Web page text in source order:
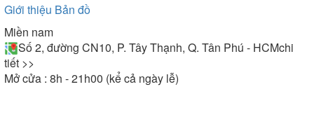
Giới thiệu Bản đồ
Miền nam
Số 2, đường CN10, P. Tây Thạnh, Q. Tân Phú - HCMchi
tiết >>
Mở cửa : 8h - 21h00 (kể cả ngày lễ)